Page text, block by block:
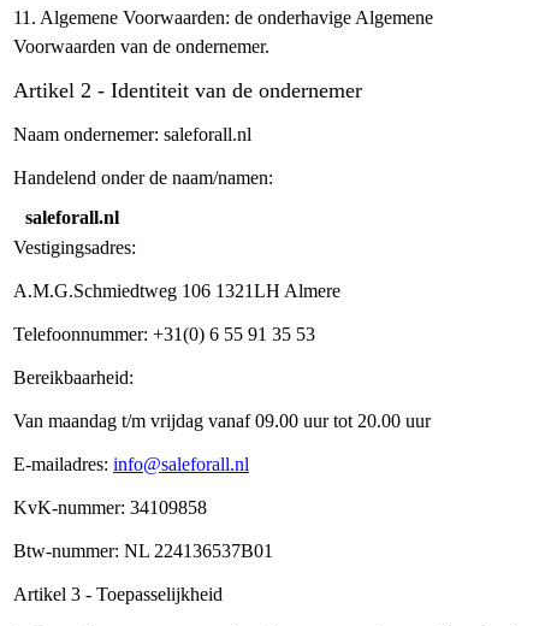
11. Algemene Voorwaarden: de onderhavige Algemene
Voorwaarden van de ondernemer.
Artikel 2 - Identiteit van de ondernemer
Naam ondernemer: saleforall.nl
Handelend onder de naam/namen:
saleforall.nl
Vestigingsadres:
A.M.G.Schmiedtweg 106 1321LH Almere
Telefoonnummer: +31(0) 6 55 91 35 53
Bereikbaarheid:
Van maandag t/m vrijdag vanaf 09.00 uur tot 20.00 uur
E-mailadres: info@saleforall.nl
KvK-nummer: 34109858
Btw-nummer: NL 224136537B01
Artikel 3 - Toepasselijkheid